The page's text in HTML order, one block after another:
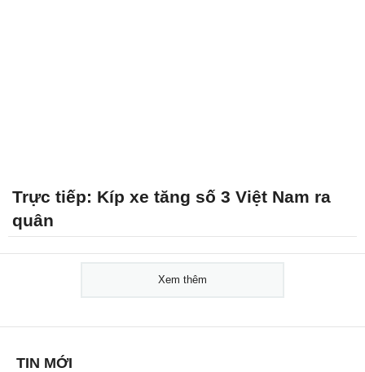
Trực tiếp: Kíp xe tăng số 3 Việt Nam ra
quân
Xem thêm
TIN MỚI